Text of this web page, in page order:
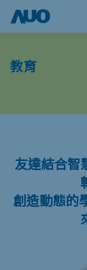
教育
友達結合智
創造動態的